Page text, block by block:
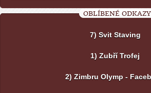
OBLÍBENÉ ODKAZY
7) Svit Staving
1) Zubří Trofej
2) Zimbru Olymp -